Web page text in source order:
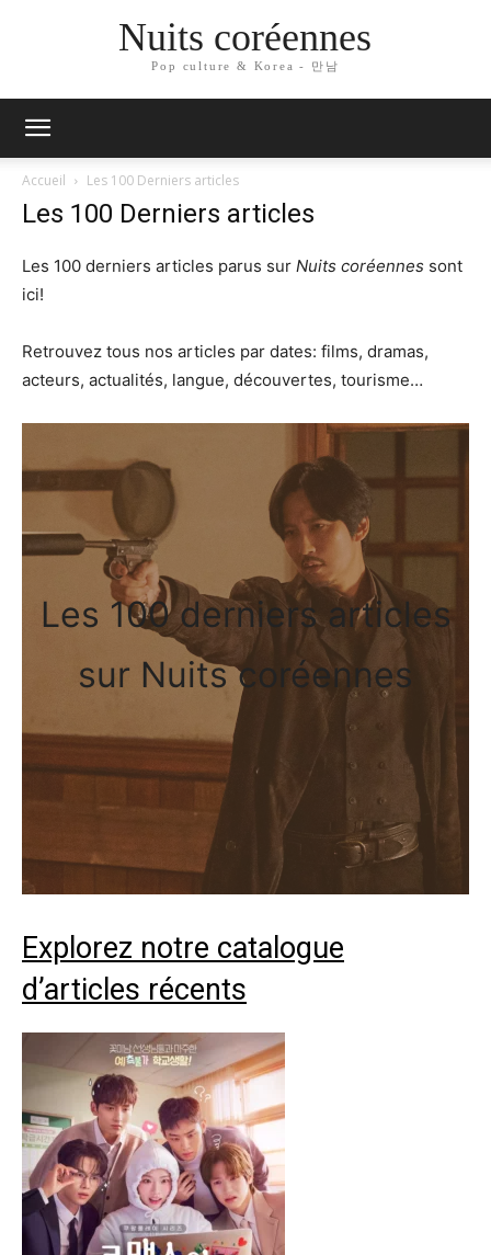
Nuits coréennes
Pop culture & Korea - 만남
Accueil Les 100 Derniers articles
Les 100 Derniers articles
Les 100 derniers articles parus sur Nuits coréennes sont
ici!
Retrouvez tous nos articles par dates: films, dramas,
acteurs, actualités, langue, découvertes, tourisme…
Les 100 derniers articles
sur Nuits coréennes
Explorez notre catalogue
d’articles récents